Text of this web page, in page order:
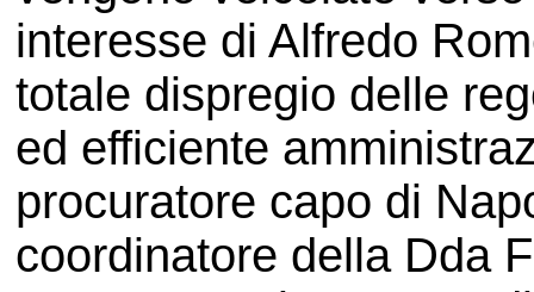
interesse di Alfredo
totale dispregio delle
ed efficiente
procuratore capo di
coordinatore della Dda